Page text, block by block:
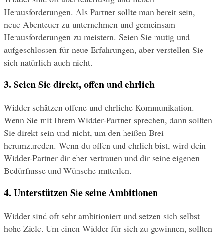
Herausforderungen. Als Partner sollte man bereit sein,
neue Abenteuer zu unternehmen und gemeinsam
Herausforderungen zu meistern. Seien Sie mutig und
aufgeschlossen für neue Erfahrungen, aber verstellen Sie
sich natürlich auch nicht.
3. Seien Sie direkt, offen und ehrlich
Widder schätzen offene und ehrliche Kommunikation.
Wenn Sie mit Ihrem Widder-Partner sprechen, dann sollten
Sie direkt sein und nicht, um den heißen Brei
herumzureden. Wenn du offen und ehrlich bist, wird dein
Widder-Partner dir eher vertrauen und dir seine eigenen
Bedürfnisse und Wünsche mitteilen.
4. Unterstützen Sie seine Ambitionen
Widder sind oft sehr ambitioniert und setzen sich selbst
hohe Ziele. Um einen Widder für sich zu gewinnen, sollten